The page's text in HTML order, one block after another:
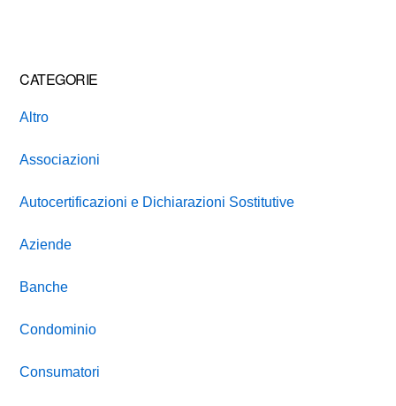
CATEGORIE
Altro
Associazioni
Autocertificazioni e Dichiarazioni Sostitutive
Aziende
Banche
Condominio
Consumatori